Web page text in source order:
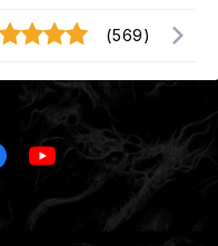
(569)